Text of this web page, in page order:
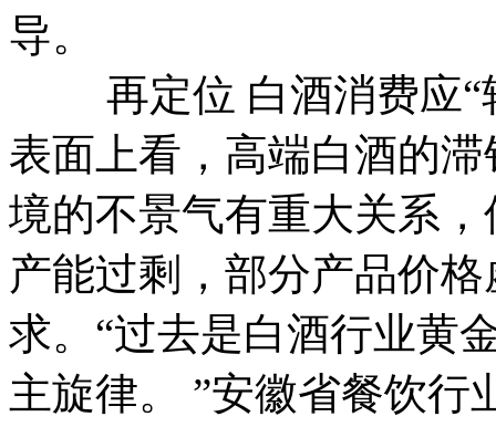
导。
再定位 白酒消费应“
表面上看，高端白酒的
境的不景气有重大关系
产能过剩，部分产品价
求。“过去是白酒行业黄
主旋律。 ”安徽省餐饮行